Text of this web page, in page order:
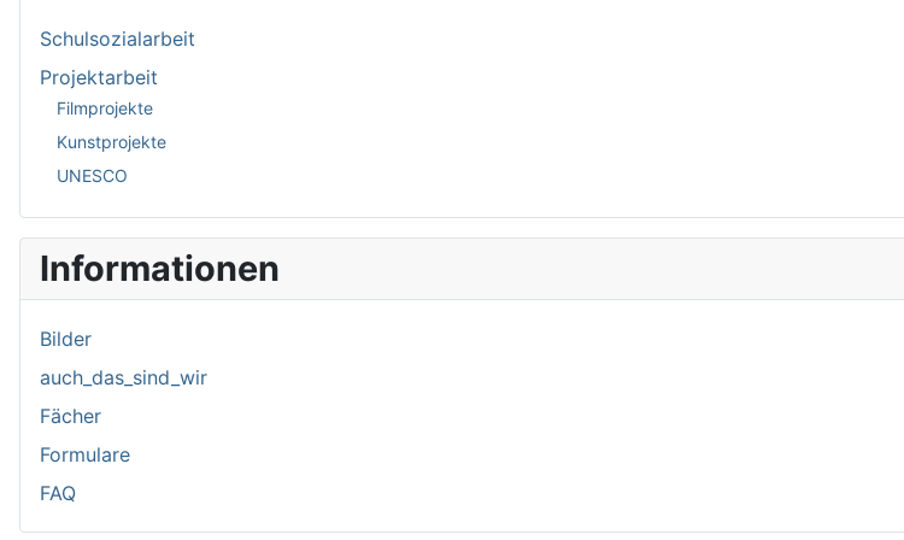
Schulsozialarbeit
Projektarbeit
Filmprojekte
Kunstprojekte
UNESCO
Informationen
Bilder
auch_das_sind_wir
Fächer
Formulare
FAQ